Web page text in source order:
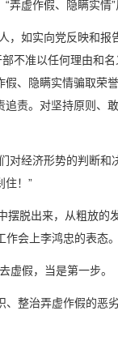
弄虚作假、隐瞒实
如实向党反映和报
不准以任何理由和
、隐瞒实情骗取荣
责。对坚持原则、敢
经济形势的判断和
住！”
摆脱出来，从粗放的
会上李鸿忠的表态。
假，当是第一步。
整治弄虚作假的恶